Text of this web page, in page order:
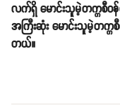
လက်ရှိ မောင်းသူမဲ့တက္ကစီဝ
အကြီးဆုံး မောင်းသူမဲ့တက္က
တယ်။